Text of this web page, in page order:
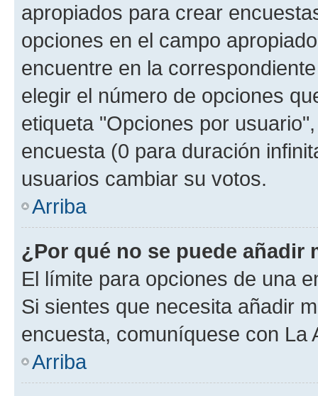
apropiados para crear
opciones en el campo
encuentre en la
elegir el número de opciones
etiqueta "Opciones por
encuesta (0 para duración
usuarios cambiar su votos.
Arriba
¿Por qué no se puede añadir
El límite para opciones de una
Si sientes que necesita añadir
encuesta, comuníquese con La
Arriba